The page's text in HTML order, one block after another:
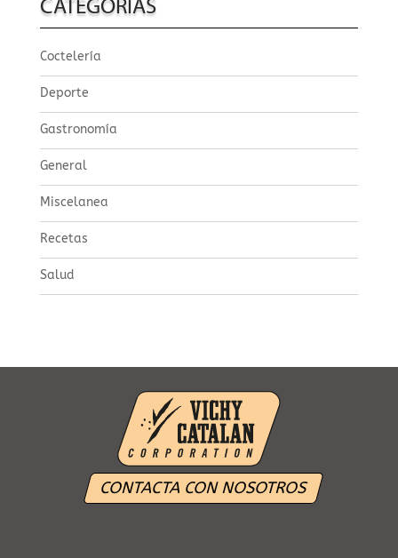
CATEGORÍAS
Coctelería
Deporte
Gastronomía
General
Miscelanea
Recetas
Salud
CONTACTA CON NOSOTROS